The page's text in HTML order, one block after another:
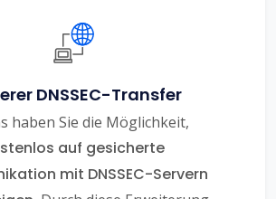
DNSSEC-Transfer
haben Sie die Möglichkeit,
auf gesicherte
mit DNSSEC-Servern